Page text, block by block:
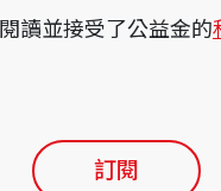
讀並接受了公益金的
訂閱